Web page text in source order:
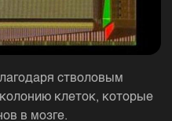
стволовым
клеток, которые
в мозге.